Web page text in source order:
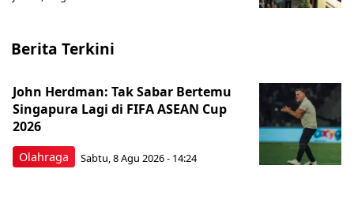
Berita Terkini
Olahraga
John Herdman: Tak Sabar Bertemu
Singapura Lagi di FIFA ASEAN Cup
2026
Sabtu, 8 Agu 2026 - 14:24